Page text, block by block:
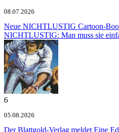
08.07.2026
Neue NICHTLUSTIG Cartoon-
NICHTLUSTIG: Man muss sie
6
05.08.2026
Der Blattgold-Verlag meldet Eine